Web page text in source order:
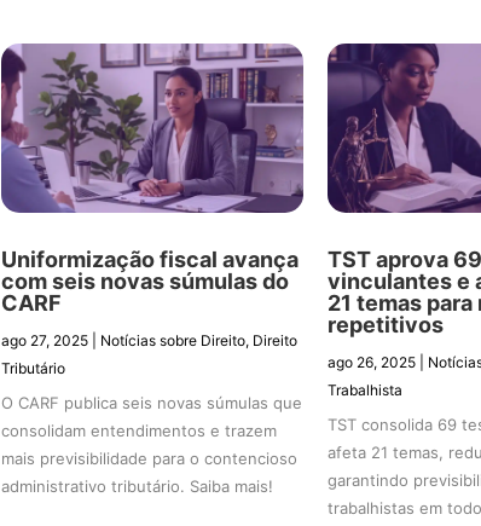
Uniformização fiscal avança
com seis novas súmulas do
CARF
ago 27, 2025| Notícias sobre Direito, Direito
Tributário
O CARF publica seis novas súmulas que
consolidam entendimentos e trazem
mais previsibilidade para o contencioso
administrativo tributário. Saiba mais!
TST aprova
vinculantes e
21 temas
repetitivos
ago 26, 2025
Trabalhista
TST consolida 69
afeta 21 temas,
garantindo
trabalhistas em